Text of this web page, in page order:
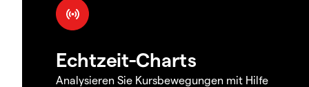
Echtzeit-Charts
Analysieren Sie Kursbewegungen mit Hilfe